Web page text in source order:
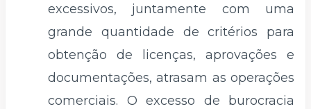
excessivos, juntamente com uma
grande quantidade de critérios para
obtenção de licenças, aprovações e
documentações, atrasam as operações
comerciais. O excesso de burocracia